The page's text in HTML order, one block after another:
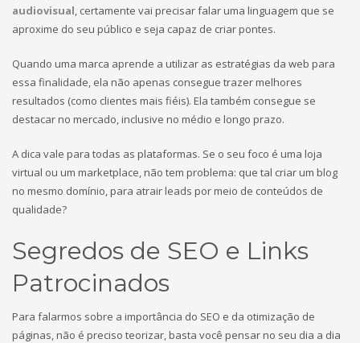
audiovisual, certamente vai precisar falar uma linguagem que se
aproxime do seu público e seja capaz de criar pontes.
Quando uma marca aprende a utilizar as estratégias da web para
essa finalidade, ela não apenas consegue trazer melhores
resultados (como clientes mais fiéis). Ela também consegue se
destacar no mercado, inclusive no médio e longo prazo.
A dica vale para todas as plataformas. Se o seu foco é uma loja
virtual ou um marketplace, não tem problema: que tal criar um blog
no mesmo domínio, para atrair leads por meio de conteúdos de
qualidade?
Segredos de SEO e Links
Patrocinados
Para falarmos sobre a importância do SEO e da otimização de
páginas, não é preciso teorizar, basta você pensar no seu dia a dia